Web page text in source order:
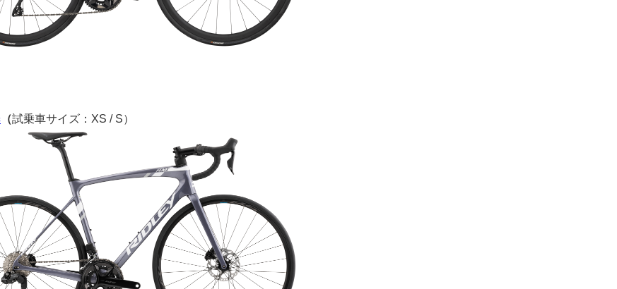
（試乗車サイズ：XS / S）